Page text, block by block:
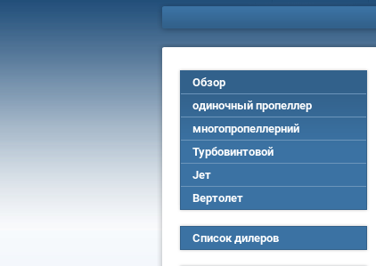
Обзор
одиночный пропеллер
многопропеллерний
Турбовинтовой
Jет
Вертолет
Список дилеров